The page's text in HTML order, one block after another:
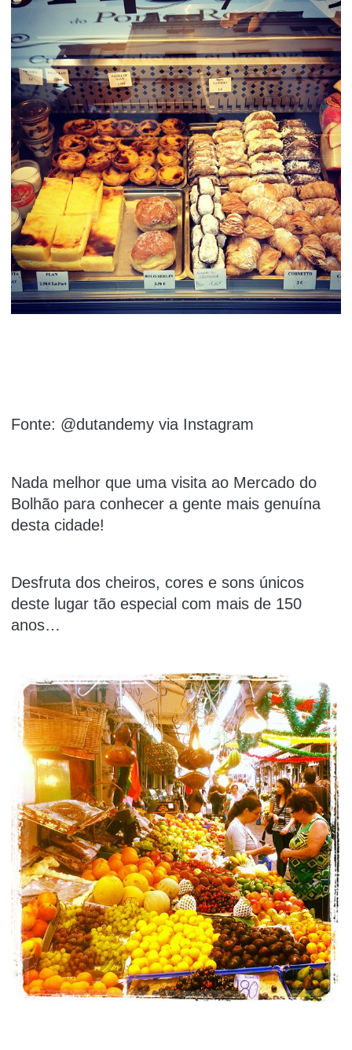
Fonte: @dutandemy via Instagram
Nada melhor que uma visita ao Mercado do
Bolhão para conhecer a gente mais genuína
desta cidade!
Desfruta dos cheiros, cores e sons únicos
deste lugar tão especial com mais de 150
anos…